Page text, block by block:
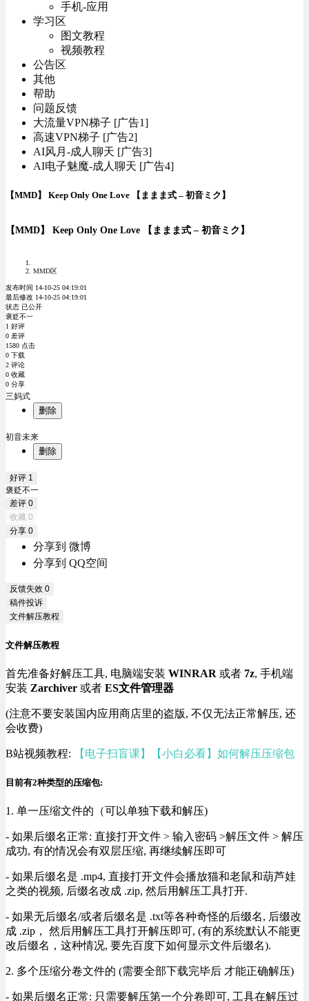
手机-应用
学习区
图文教程
视频教程
公告区
其他
帮助
问题反馈
大流量VPN梯子 [广告1]
高速VPN梯子 [广告2]
AI风月-成人聊天 [广告3]
AI电子魅魔-成人聊天 [广告4]
【MMD】 Keep Only One Love 【ままま式 – 初音ミク】
【MMD】 Keep Only One Love 【ままま式 – 初音ミク】
MMD区
发布时间 14-10-25 04:19:01
最后修改 14-10-25 04:19:01
状态 已公开
褒贬不一
1 好评
0 差评
1580 点击
0 下载
2 评论
0 收藏
0 分享
三妈式
删除
初音未来
删除
好评 1
褒贬不一
差评 0
收藏 0
分享 0
分享到 微博
分享到 QQ空间
反馈失效 0
稿件投诉
文件解压教程
文件解压教程
首先准备好解压工具, 电脑端安装 WINRAR 或者 7z, 手机端
安装 Zarchiver 或者 ES文件管理器
(注意不要安装国内应用商店里的盗版, 不仅无法正常解压, 还
会收费)
B站视频教程: 【电子扫盲课】【小白必看】如何解压压缩包
目前有2种类型的压缩包:
1. 单一压缩文件的（可以单独下载和解压)
- 如果后缀名正常: 直接打开文件 > 输入密码 >解压文件 > 解压
成功, 有的情况会有双层压缩, 再继续解压即可
- 如果后缀名是 .mp4, 直接打开文件会播放猫和老鼠和葫芦娃
之类的视频, 后缀名改成 .zip, 然后用解压工具打开.
- 如果无后缀名/或者后缀名是 .txt等各种奇怪的后缀名, 后缀改
成 .zip， 然后用解压工具打开解压即可, (有的系统默认不能更
改后缀名，这种情况, 要先百度下如何显示文件后缀名).
2. 多个压缩分卷文件的 (需要全部下载完毕后 才能正确解压)
- 如果后缀名正常: 只需要解压第一个分卷即可, 工具在解压过